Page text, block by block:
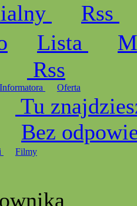
Rss
Lista
Rss
Oferta
Tu
Bez
Filmy